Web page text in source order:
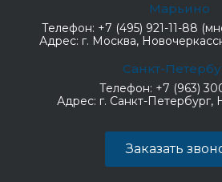
Марьино
Телефон: +7 (495) 921-11-88
Адрес: г. Москва,
Санкт-
Телефон: +7 (963)
Адрес: г. Санкт-Петербург,
Заказать